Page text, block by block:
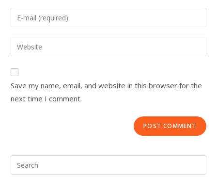
Save my name, email, and website in this browser for the
next time I comment.